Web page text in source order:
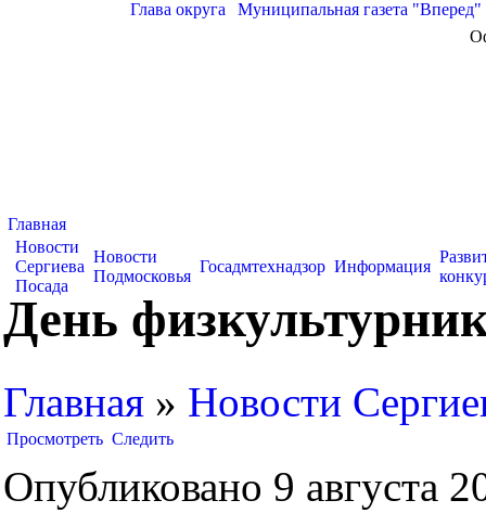
Глава округа Муниципальная газета "Вперед"
Главная
Новости
Сергиева
Посада
Новости
Подмосковья
Госадмтехнадзор Информация
День
Главная » Новости
Просмотреть Следить
Опубликовано 9 августа